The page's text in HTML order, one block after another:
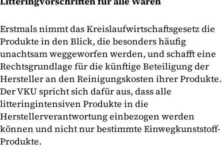
Erstmals nimmt das Kreislaufwirtschaftsgesetz die
Produkte in den Blick, die besonders häufig
unachtsam weggeworfen werden, und schafft eine
Rechtsgrundlage für die künftige Beteiligung der
Hersteller an den Reinigungskosten ihrer Produkte.
Der VKU spricht sich dafür aus, dass alle
litteringintensiven Produkte in die
Herstellerverantwortung einbezogen werden
können und nicht nur bestimmte Einwegkunststoff-
Produkte.